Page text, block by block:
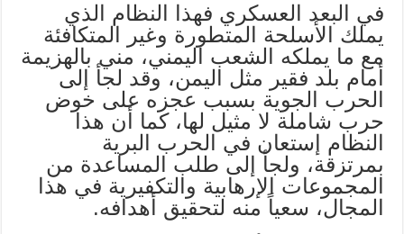
في البعد العسكري فهذا النظام الذي
يملك الأسلحة المتطورة وغير المتكافئة
مع ما يملكه الشعب اليمني، مني بالهزيمة
أمام بلد فقير مثل اليمن، وقد لجأ إلى
الحرب الجوية بسبب عجزه على خوض
حرب شاملة لا مثيل لها، كما أن هذا
النظام إستعان في الحرب البرية
بمرتزقة، ولجأ إلى طلب المساعدة من
المجموعات الإرهابية والتكفيرية في هذا
المجال، سعياً منه لتحقيق أهدافه.